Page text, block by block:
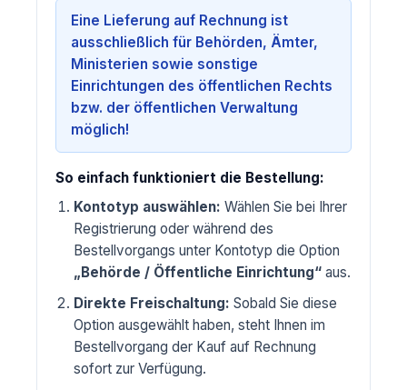
Eine Lieferung auf Rechnung ist
ausschließlich für Behörden, Ämter,
Ministerien sowie sonstige
Einrichtungen des öffentlichen Rechts
bzw. der öffentlichen Verwaltung
möglich!
So einfach funktioniert die Bestellung:
Kontotyp auswählen: Wählen Sie bei Ihrer
Registrierung oder während des
Bestellvorgangs unter Kontotyp die Option
„Behörde / Öffentliche Einrichtung“ aus.
Direkte Freischaltung: Sobald Sie diese
Option ausgewählt haben, steht Ihnen im
Bestellvorgang der Kauf auf Rechnung
sofort zur Verfügung.